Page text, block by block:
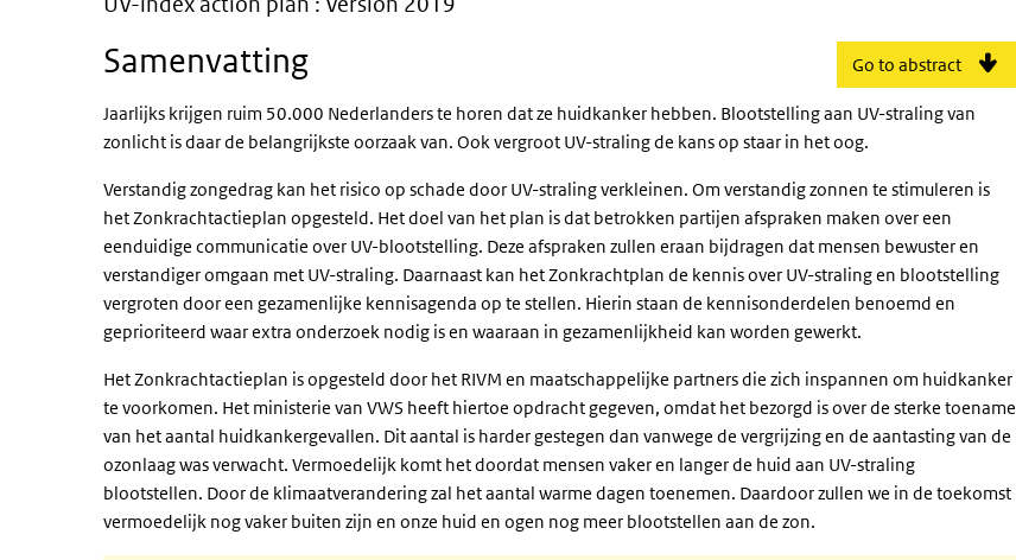
Go to abstract
Samenvatting
Jaarlijks krijgen ruim 50.000 Nederlanders te horen dat ze huidkanker hebben. Blootstelling aan UV-straling van
zonlicht is daar de belangrijkste oorzaak van. Ook vergroot UV-straling de kans op staar in het oog.
Verstandig zongedrag kan het risico op schade door UV-straling verkleinen. Om verstandig zonnen te stimuleren is
het Zonkrachtactieplan opgesteld. Het doel van het plan is dat betrokken partijen afspraken maken over een
eenduidige communicatie over UV-blootstelling. Deze afspraken zullen eraan bijdragen dat mensen bewuster en
verstandiger omgaan met UV-straling. Daarnaast kan het Zonkrachtplan de kennis over UV-straling en blootstelling
vergroten door een gezamenlijke kennisagenda op te stellen. Hierin staan de kennisonderdelen benoemd en
geprioriteerd waar extra onderzoek nodig is en waaraan in gezamenlijkheid kan worden gewerkt.
Het Zonkrachtactieplan is opgesteld door het RIVM en maatschappelijke partners die zich inspannen om huidkanker
te voorkomen. Het ministerie van VWS heeft hiertoe opdracht gegeven, omdat het bezorgd is over de sterke toename
van het aantal huidkankergevallen. Dit aantal is harder gestegen dan vanwege de vergrijzing en de aantasting van de
ozonlaag was verwacht. Vermoedelijk komt het doordat mensen vaker en langer de huid aan UV-straling
blootstellen. Door de klimaatverandering zal het aantal warme dagen toenemen. Daardoor zullen we in de toekomst
vermoedelijk nog vaker buiten zijn en onze huid en ogen nog meer blootstellen aan de zon.